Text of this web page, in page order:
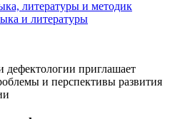
литературы и методик
и литературы
дефектологии приглашает
и перспективы развития